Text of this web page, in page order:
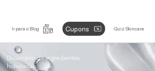
Ir para o Blog Cupons Quiz Skincare
hidratacao
Dicionário de ingredientes